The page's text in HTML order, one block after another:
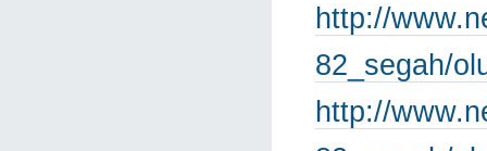
http://
82_segah/
http://